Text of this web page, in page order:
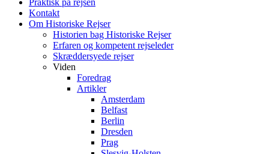
Praktisk på rejsen
Kontakt
Om Historiske Rejser
Historien bag Historiske Rejser
Erfaren og kompetent rejseleder
Skræddersyede rejser
Viden
Foredrag
Artikler
Amsterdam
Belfast
Berlin
Dresden
Prag